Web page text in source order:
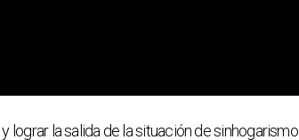
y lograr la salida de la situación de sinhogarismo